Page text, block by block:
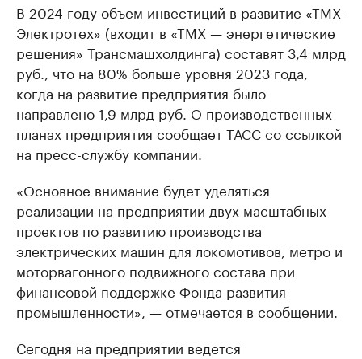
В 2024 году объем инвестиций в развитие «ТМХ-
Электротех» (входит в «ТМХ — энергетические
решения» Трансмашхолдинга) составят 3,4 млрд
руб., что на 80% больше уровня 2023 года,
когда на развитие предприятия было
направлено 1,9 млрд руб. О производственных
планах предприятия сообщает ТАСС со ссылкой
на пресс-службу компании.
«Основное внимание будет уделяться
реализации на предприятии двух масштабных
проектов по развитию производства
электрических машин для локомотивов, метро и
моторвагонного подвижного состава при
финансовой поддержке Фонда развития
промышленности», — отмечается в сообщении.
Сегодня на предприятии ведется